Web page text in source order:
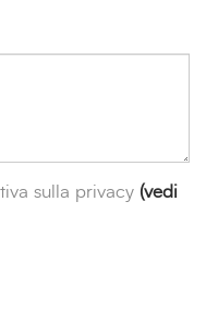
sulla privacy (vedi